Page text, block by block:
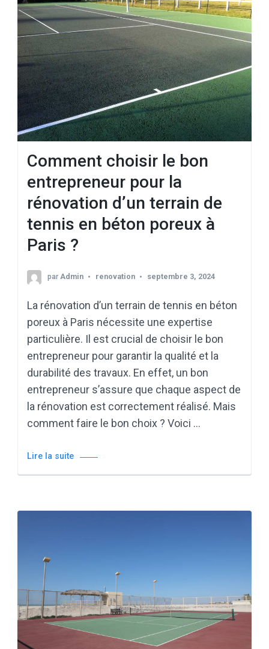
Comment choisir le bon
entrepreneur pour la
rénovation d’un terrain de
tennis en béton poreux à
Paris ?
par Admin renovation septembre 3, 2024
La rénovation d’un terrain de tennis en béton
poreux à Paris nécessite une expertise
particulière. Il est crucial de choisir le bon
entrepreneur pour garantir la qualité et la
durabilité des travaux. En effet, un bon
entrepreneur s’assure que chaque aspect de
la rénovation est correctement réalisé. Mais
comment faire le bon choix ? Voici …
Lire la suite